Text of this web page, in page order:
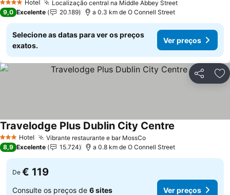
4 EstrelasHotel Localização central na Middle Abbey StreetVer preços
9,0 Excelente 20.189 a 0.3 km de O Connell Street
Selecione as datas para ver os preços
exatos.
Ver preços
Partilhar
3 EstrelasHotel Vibrante restaurante e bar MossCoVer preços
Travelodge Plus Dublin City Centre
8,9 Excelente 15.724 a 0.8 km de O Connell Street
De € 119
Consulte os preços de 6 sites Ver preços